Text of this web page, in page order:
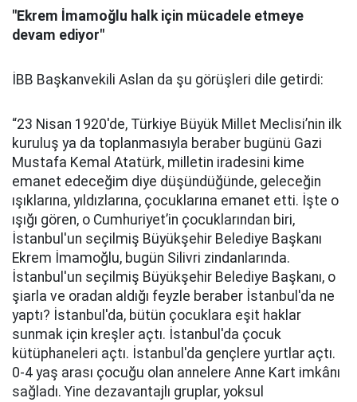
"Ekrem İmamoğlu halk için mücadele etmeye
devam ediyor"
İBB Başkanvekili Aslan da şu görüşleri dile getirdi:
“23 Nisan 1920'de, Türkiye Büyük Millet Meclisi’nin ilk
kuruluş ya da toplanmasıyla beraber bugünü Gazi
Mustafa Kemal Atatürk, milletin iradesini kime
emanet edeceğim diye düşündüğünde, geleceğin
ışıklarına, yıldızlarına, çocuklarına emanet etti. İşte o
ışığı gören, o Cumhuriyet’in çocuklarından biri,
İstanbul'un seçilmiş Büyükşehir Belediye Başkanı
Ekrem İmamoğlu, bugün Silivri zindanlarında.
İstanbul'un seçilmiş Büyükşehir Belediye Başkanı, o
şiarla ve oradan aldığı feyzle beraber İstanbul'da ne
yaptı? İstanbul'da, bütün çocuklara eşit haklar
sunmak için kreşler açtı. İstanbul'da çocuk
kütüphaneleri açtı. İstanbul'da gençlere yurtlar açtı.
0-4 yaş arası çocuğu olan annelere Anne Kart imkânı
sağladı. Yine dezavantajlı gruplar, yoksul